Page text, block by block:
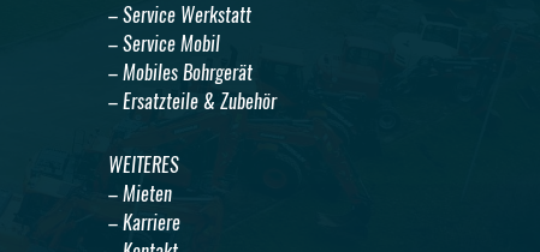
– Service Werkstatt
– Service Mobil
– Mobiles Bohrgerät
– Ersatzteile & Zubehör
WEITERES
– Mieten
– Karriere